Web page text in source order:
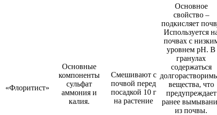
«Флоритист»
Основные
компоненты
сульфат
аммония и
калия.
Смешивают с
почвой перед
посадкой 10 г
на растение
Основное
свойство –
подкисляет
Используется
почвах с
уровнем pH. В
гранулах
содержаться
вещества, что
предупреждает
ранее
из почвы.